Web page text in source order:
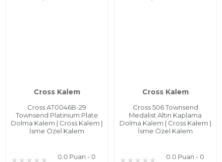
Cross Kalem
Cross AT0046B-29
Townsend Platinium Plate
Dolma Kalem | Cross Kalem |
İsme Özel Kalem
0.0 Puan - 0
Cross Kalem
Cross 506 Townsend
Medalist Altın Kaplama
Dolma Kalem | Cross Kalem |
İsme Özel Kalem
0.0 Puan - 0